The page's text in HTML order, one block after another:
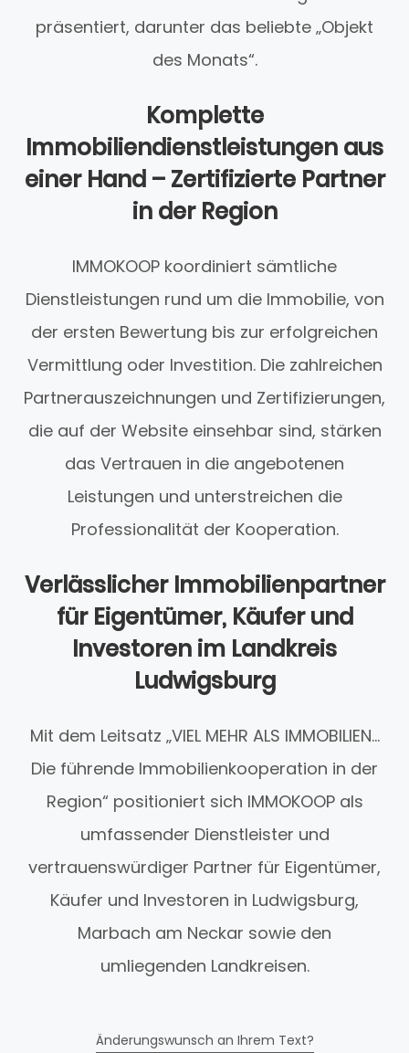
präsentiert, darunter das beliebte „Objekt
des Monats“.
Komplette
Immobiliendienstleistungen aus
einer Hand – Zertifizierte Partner
in der Region
IMMOKOOP koordiniert sämtliche
Dienstleistungen rund um die Immobilie, von
der ersten Bewertung bis zur erfolgreichen
Vermittlung oder Investition. Die zahlreichen
Partnerauszeichnungen und Zertifizierungen,
die auf der Website einsehbar sind, stärken
das Vertrauen in die angebotenen
Leistungen und unterstreichen die
Professionalität der Kooperation.
Verlässlicher Immobilienpartner
für Eigentümer, Käufer und
Investoren im Landkreis
Ludwigsburg
Mit dem Leitsatz „VIEL MEHR ALS IMMOBILIEN...
Die führende Immobilienkooperation in der
Region“ positioniert sich IMMOKOOP als
umfassender Dienstleister und
vertrauenswürdiger Partner für Eigentümer,
Käufer und Investoren in Ludwigsburg,
Marbach am Neckar sowie den
umliegenden Landkreisen.
Änderungswunsch an Ihrem Text?